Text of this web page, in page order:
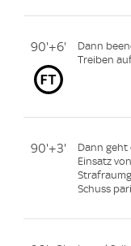
90'+6'
Dann
Treiben
90'+3'
Dann geht
Einsatz
Schuss